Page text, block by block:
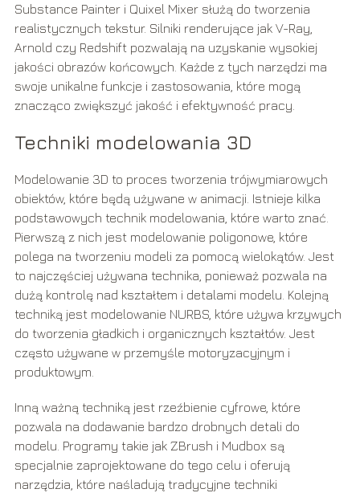
Substance Painter i Quixel Mixer służą do tworzenia
realistycznych tekstur. Silniki renderujące jak V-Ray,
Arnold czy Redshift pozwalają na uzyskanie wysokiej
jakości obrazów końcowych. Każde z tych narzędzi ma
swoje unikalne funkcje i zastosowania, które mogą
znacząco zwiększyć jakość i efektywność pracy.
Techniki modelowania 3D
Modelowanie 3D to proces tworzenia trójwymiarowych
obiektów, które będą używane w animacji. Istnieje kilka
podstawowych technik modelowania, które warto znać.
Pierwszą z nich jest modelowanie poligonowe, które
polega na tworzeniu modeli za pomocą wielokątów. Jest
to najczęściej używana technika, ponieważ pozwala na
dużą kontrolę nad kształtem i detalami modelu. Kolejną
techniką jest modelowanie NURBS, które używa krzywych
do tworzenia gładkich i organicznych kształtów. Jest
często używane w przemyśle motoryzacyjnym i
produktowym.
Inną ważną techniką jest rzeźbienie cyfrowe, które
pozwala na dodawanie bardzo drobnych detali do
modelu. Programy takie jak ZBrush i Mudbox są
specjalnie zaprojektowane do tego celu i oferują
narzędzia, które naśladują tradycyjne techniki